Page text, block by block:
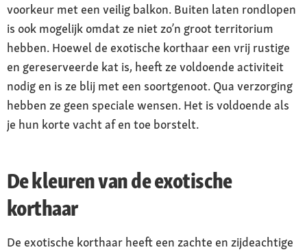
voorkeur met een veilig balkon. Buiten laten rondlopen
is ook mogelijk omdat ze niet zo’n groot territorium
hebben. Hoewel de exotische korthaar een vrij rustige
en gereserveerde kat is, heeft ze voldoende activiteit
nodig en is ze blij met een soortgenoot. Qua verzorging
hebben ze geen speciale wensen. Het is voldoende als
je hun korte vacht af en toe borstelt.
De kleuren van de exotische
korthaar
De exotische korthaar heeft een zachte en zijdeachtige